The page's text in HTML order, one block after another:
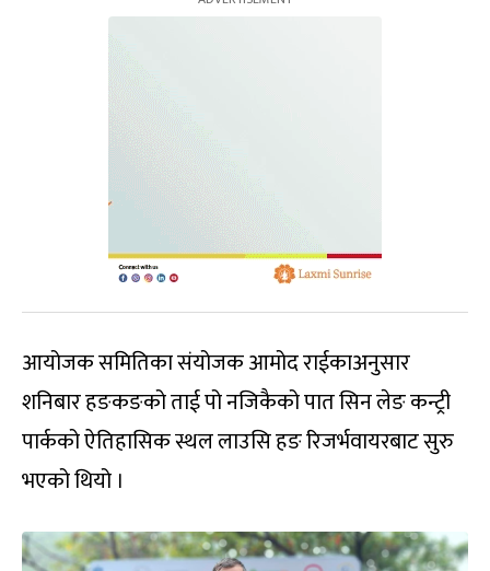
आयोजक समितिका संयोजक आमोद राईकाअनुसार
शनिबार हङकङको ताई पो नजिकैको पात सिन लेङ कन्ट्री
पार्कको ऐतिहासिक स्थल लाउसि हङ रिजर्भवायरबाट सुरु
भएको थियो ।